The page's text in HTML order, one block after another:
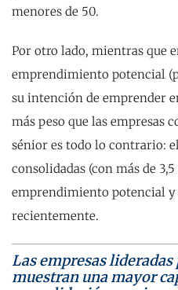
menores de 50.
Por otro lado, mientras que
emprendimiento potencial
su intención de emprender
más peso que las empresas
sénior es todo lo contrario:
consolidadas (con más de
emprendimiento potencial y
recientemente.
Las empresas lideradas
muestran una mayor